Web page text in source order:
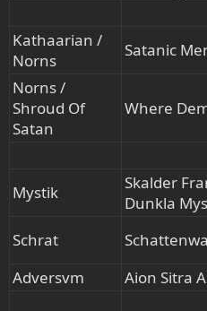
Kathaarian /
Norns
Satanic
Norns /
Shroud Of
Satan
Where
Mystik
Skalder
Dunkla
Schrat
Adversvm
Aion Sitra